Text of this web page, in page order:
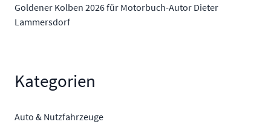
Kategorien
Auto & Nutzfahrzeuge
Goldener Kolben 2026 für Motorbuch-Autor Dieter
Lammersdorf